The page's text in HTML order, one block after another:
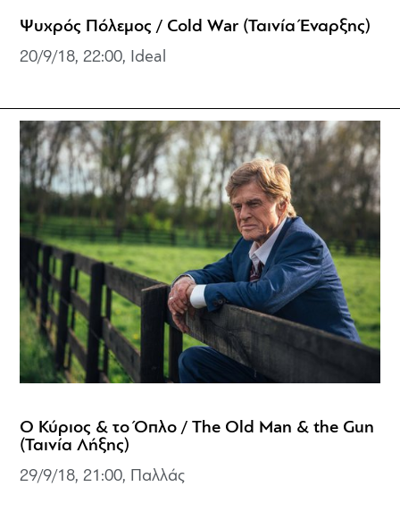
Ψυχρός Πόλεμος / Cold War (Ταινία Έναρξης)
20/9/18, 22:00, Ideal
Ο Κύριος & το Όπλο / The Old Man & the Gun
(Ταινία Λήξης)
29/9/18, 21:00, Παλλάς